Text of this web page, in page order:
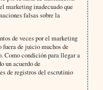
marketing inadecuado que
falsas sobre la
de veces por el marketing
de juicio muchos de
Como condición para llegar a
un acuerdo de
de registros del escrutinio